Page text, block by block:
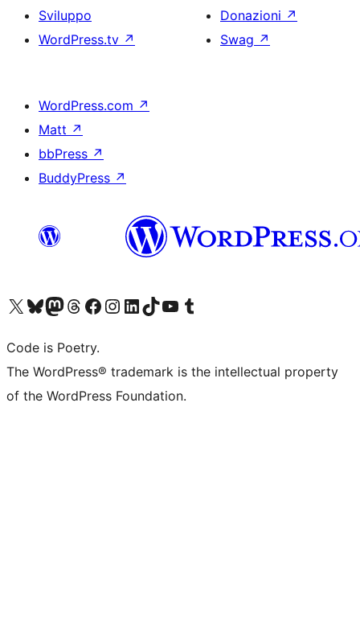
Sviluppo
WordPress.tv ↗
Donazioni ↗
Swag ↗
WordPress.com ↗
Matt ↗
bbPress ↗
BuddyPress ↗
Visita il nostro account X (ex Twitter)
Visita il nostro account Bluesky
Visita il nostro account Mastodon
Visita il nostro account Threads
Visita la nostra pagina Facebook
Visita il nostro account Instagram
Visita il nostro account LinkedIn
Visita il nostro account TikTok
Visita il nostro canale YouTube
Visita il nostro account Tumblr
Code is Poetry.
The WordPress® trademark is the intellectual property
of the WordPress Foundation.